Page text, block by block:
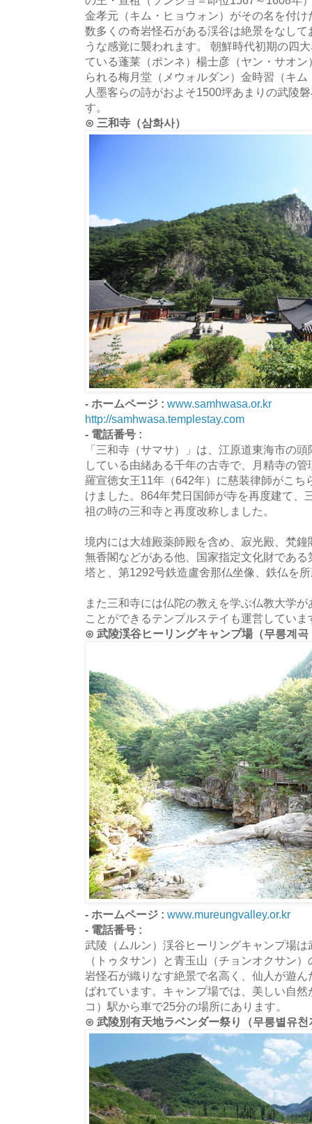
金孝元（キム・ヒョウォン）がその名を付け
数多くの奇岩怪石がある渓谷は絶景をなし
うな感覚に襲われます。 朝鮮時代初期の四
ている蓬莱（ポンネ）楊士彦（ヤン・サオ
られる梅月堂（メウォルダン）金時習（キ
人墨客らの詩がおよそ1500坪あまりの武陵
す。
⊙ 三和寺（삼화사）
- ホームページ : www.samhwasa.or.kr
http://samhwasa.templestay.com
- 電話番号 :
「三和寺（サマサ）」は、江原道東海市の
している由緒ある千年の古寺で、月精寺の
羅宣徳女王11年（642年）に慈装律師がこち
けました。864年梵日国師が寺を再度建て、
祖の時の三和寺と再度改称しました。
境内には大雄殿薬師殿を含め、寂光殿、梵
無香閣などがある他、国家指定文化財であ
塔と、第1292号鉄造盧舍那仏坐像、鉄仏を
また三和寺には仏陀の教えを学ぶ仏教大学
ことができるテンプルステイも運営していま
⊙ 武陵渓谷ヒーリングキャンプ場（무릉계곡
- ホームページ : www.mureungvalley.or.kr
- 電話番号 :
武陵（ムルン）渓谷ヒーリングキャンプ場
（トゥタサン）と青玉山（チョンオクサン
岩怪石が織りなす絶景で名高く、仙人が遊
ばれています。キャンプ場では、美しい自
コ）駅から車で25分の場所にあります。
⊙ 武陵別有天地ラベンダー祭り（무릉별유천